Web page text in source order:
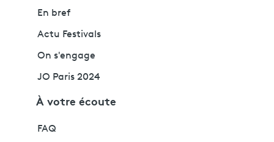
En bref
Actu Festivals
On s'engage
JO Paris 2024
À votre écoute
FAQ